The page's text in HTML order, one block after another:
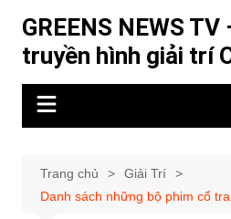
đến
phần
GREENS NEWS
truyền hình giải trí
Trang chủ
Giải Trí
Danh sách những bộ phim cổ